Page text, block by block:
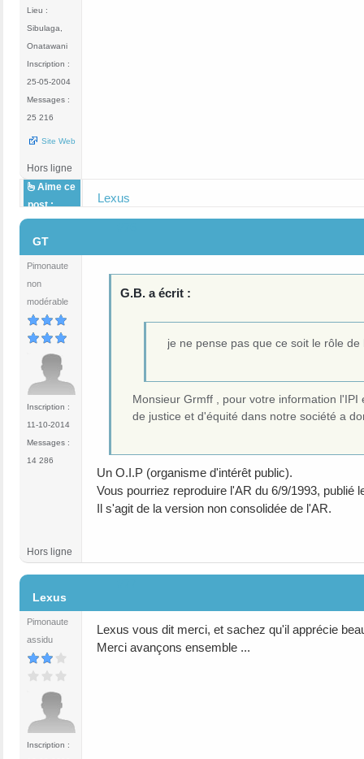
Lieu :
Sibulaga,
Onatawani
Inscription :
25-05-2004
Messages :
25 216
Site Web
Hors ligne
Aime ce
post :
Lexus
GT
Pimonaute
non
modérable
Inscription :
11-10-2014
Messages :
14 286
G.B. a écrit :
je ne pense pas que ce soit le rôle
Monsieur Grmff , pour votre information
de justice et d'équité dans notre société a
Un O.I.P (organisme d'intérêt public).
Vous pourriez reproduire l'AR du 6/9/1993, publié
Il s'agit de la version non consolidée de l'AR.
Hors ligne
Lexus
Pimonaute
assidu
Inscription :
Lexus vous dit merci, et sachez qu'il apprécie
Merci avançons ensemble ...